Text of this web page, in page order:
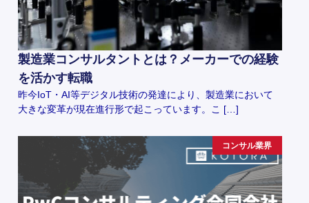
製造業コンサルタントとは？メーカーでの経験
を活かす転職
昨今IoT・AI等デジタル技術の発達により、製造業において
大きな変革が現在進行形で起こっています。こ […]
コンサル業界